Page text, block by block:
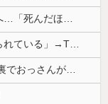
【九州名物】鶏刺し食べた医師、全身麻痺へ…「死んだほうが良かったと思っていた」
熊本県知事「報道に強い不満・苦情が寄せられている」→TBSの報道特集がまさにそれな件
【画像】 例の美人すぎるおにぎり屋さん、裏でおっさんが握っていたｗｗｗｗｗｗｗｗｗｗｗｗｗｗｗｗｗ